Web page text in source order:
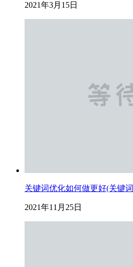
2021年3月15日
关键词优化如何做更好(关键
2021年11月25日